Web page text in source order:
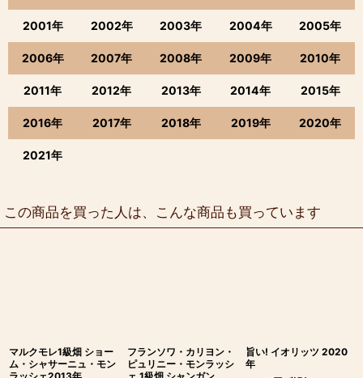
2001年 2002年 2003年 2004年 2005年
2006年 2007年 2008年 2009年 2010年
2011年 2012年 2013年 2014年 2015年
2016年 2017年 2018年 2019年 2020年
2021年
この商品を買った人は、こんな商品も買っています
マルクモレ1級畑 ショー
ム・シャサーニュ・モン
フランソワ・カリヨン・
ピュリニー・モンラッシ
旨い! イオリッツ 2020
年